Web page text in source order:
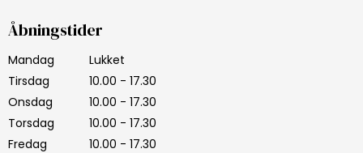
Åbningstider
Mandag
Lukket
Tirsdag
10.00 - 17.30
Onsdag
10.00 - 17.30
Torsdag
10.00 - 17.30
Fredag
10.00 - 17.30